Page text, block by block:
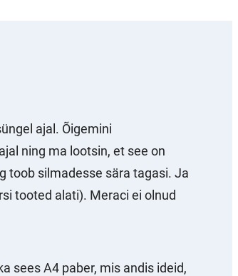
ajal. Õigemini
ning ma lootsin, et see on
toob silmadesse sära tagasi. Ja
tooted alati). Meraci ei olnud
sees A4 paber, mis andis ideid,